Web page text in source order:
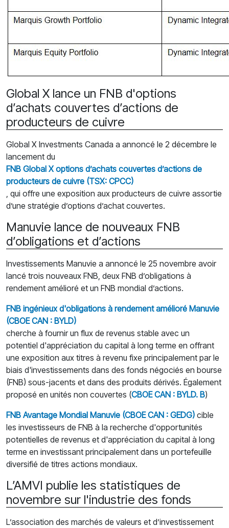
Global X lance un FNB d'options
d’achats couvertes d’actions de
producteurs de cuivre
Global X Investments Canada a annoncé le 2 décembre le
lancement du
FNB Global X options d’achats couvertes d’actions de
producteurs de cuivre (TSX: CPCC)
, qui offre une exposition aux producteurs de cuivre assortie
d’une stratégie d’options d’achat couvertes.
Manuvie lance de nouveaux FNB
d’obligations et d’actions
Investissements Manuvie a annoncé le 25 novembre avoir
lancé trois nouveaux FNB, deux FNB d’obligations à
rendement amélioré et un FNB mondial d’actions.
FNB ingénieux d'obligations à rendement amélioré Manuvie
(CBOE CAN : BYLD)
cherche à fournir un flux de revenus stable avec un
potentiel d'appréciation du capital à long terme en offrant
une exposition aux titres à revenu fixe principalement par le
biais d'investissements dans des fonds négociés en bourse
(FNB) sous-jacents et dans des produits dérivés. Également
proposé en unités non couvertes (CBOE CAN : BYLD. B)
FNB Avantage Mondial Manuvie (CBOE CAN : GEDG) cible
les investisseurs de FNB à la recherche d'opportunités
potentielles de revenus et d'appréciation du capital à long
terme en investissant principalement dans un portefeuille
diversifié de titres actions mondiaux.
L’AMVI publie les statistiques de
novembre sur l'industrie des fonds
L’association des marchés de valeurs et d’investissement